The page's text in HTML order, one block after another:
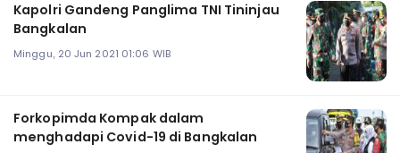
Kapolri Gandeng Panglima TNI Tininjau
Bangkalan
Minggu, 20 Jun 2021 01:06 WIB
Forkopimda Kompak dalam
menghadapi Covid-19 di Bangkalan